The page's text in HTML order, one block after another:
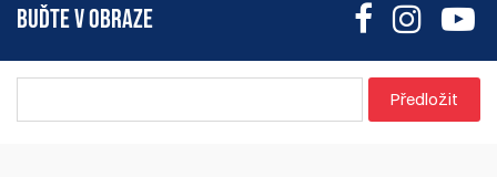
BUĎTE V OBRAZE
Předložit